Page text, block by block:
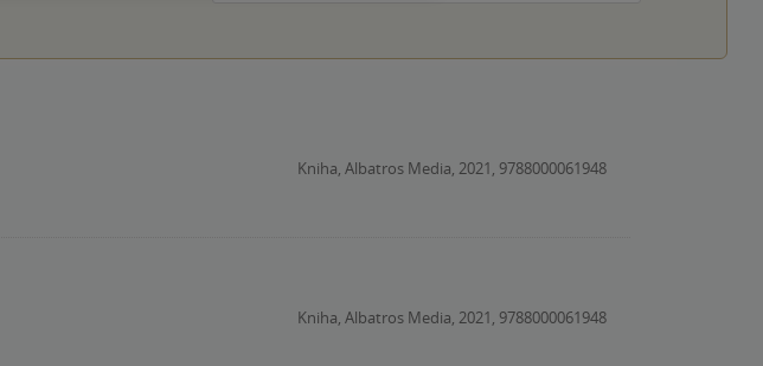
Kniha, Albatros Media, 2021, 9788000061948
Kniha, Albatros Media, 2021, 9788000061948